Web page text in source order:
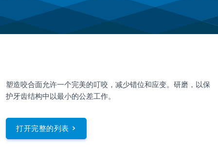
塑造咬合面允许一个完美的叮咬，减少错位和应变。研磨，以保
护牙齿结构中以最小的公差工作。
打开完整的列表 >